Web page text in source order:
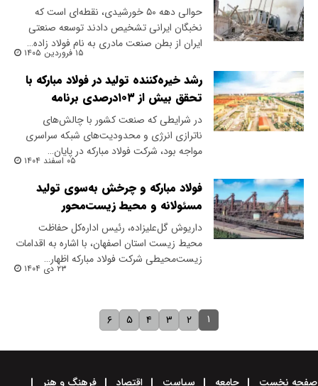
حوالی دهه ۵۰ خورشیدی، نقطه‌ای است که
نخبگان ایرانی تشخیص دادند توسعه صنعتی
ایران از بطن صنعت مادری به نام فولاد زاده…
۱۵ فروردین ۱۴۰۵
رشد خیره‌کننده تولید در فولاد مبارکه با
تحقق بیش از ۱۰۳‌درصدی برنامه
در شرایطی که صنعت کشور با چالش‌های
ناترازی انرژی و محدودیت‌های شبکه سراسری
مواجه بود، شرکت فولاد مبارکه در پایان…
۰۵ اسفند ۱۴۰۴
​فولاد مبارکه و چرخش به‌سوی تولید
مسئولانه و محیط‌ زیست‌محور
داریوش گل‌علیزاده، رئیس اداره‌کل حفاظت
محیط زیست استان اصفهان، با اشاره به اقدامات
زیست‌محیطی شرکت فولاد مبارکه اظهار…
۲۳ دی ۱۴۰۴
۱ ۲ ۳ ۴ ۵ ۶
صفحه نخست جامعه سیاست اقتصاد فرهنگ و هنر